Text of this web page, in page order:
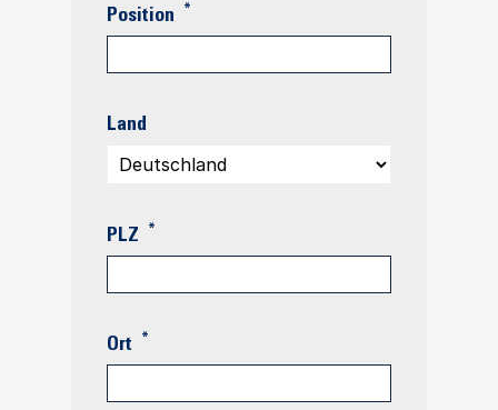
Position *
Land
PLZ *
Ort *